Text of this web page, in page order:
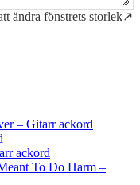
ändra fönstrets storlek↗
– Gitarr ackord
ackord
To Do Harm –